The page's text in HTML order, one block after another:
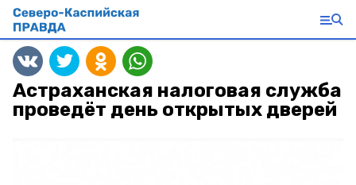
Астраханская налоговая служба
проведёт день открытых дверей